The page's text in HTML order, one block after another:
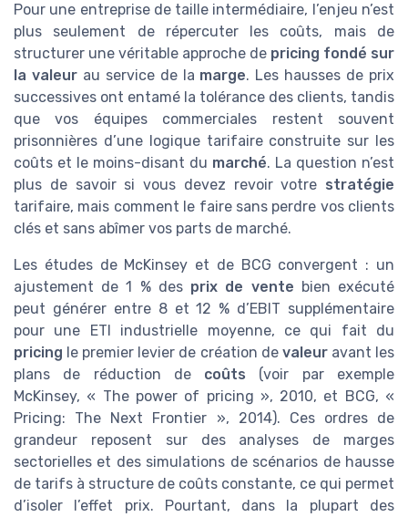
Pour une entreprise de taille intermédiaire, l’enjeu n’est
plus seulement de répercuter les coûts, mais de
structurer une véritable approche de pricing fondé sur
la valeurau service de la marge. Les hausses de prix
successives ont entamé la tolérance des clients, tandis
que vos équipes commerciales restent souvent
prisonnières d’une logique tarifaire construite sur les
coûts et le moins-disant du marché. La question n’est
plus de savoir si vous devez revoir votre stratégie
tarifaire, mais comment le faire sans perdre vos clients
clés et sans abîmer vos parts de marché.
Les études de McKinsey et de BCG convergent : un
ajustement de 1 % des prix de vente bien exécuté
peut générer entre 8 et 12 % d’EBIT supplémentaire
pour une ETI industrielle moyenne, ce qui fait du
pricing le premier levier de création de valeuravant les
plans de réduction de coûts (voir par exemple
McKinsey, « The power of pricing », 2010, et BCG, «
Pricing: The Next Frontier », 2014). Ces ordres de
grandeur reposent sur des analyses de marges
sectorielles et des simulations de scénarios de hausse
de tarifs à structure de coûts constante, ce qui permet
d’isoler l’effet prix. Pourtant, dans la plupart des